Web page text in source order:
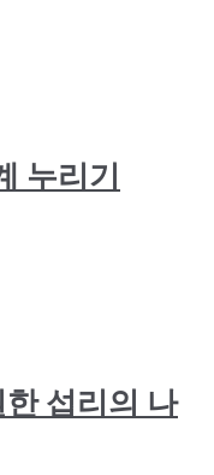
누리기
한 섭리의 나